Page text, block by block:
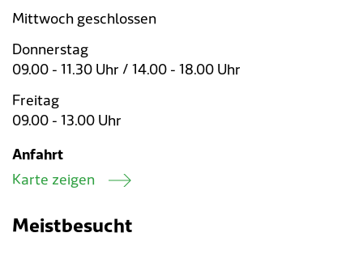
Mittwoch geschlossen
Donnerstag
09.00 - 11.30 Uhr / 14.00 - 18.00 Uhr
Freitag
09.00 - 13.00 Uhr
Anfahrt
Karte zeigen
Meistbesucht